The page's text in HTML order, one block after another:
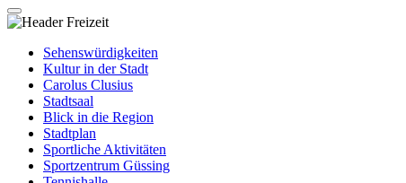
Sehenswürdigkeiten
Kultur in der Stadt
Carolus Clusius
Stadtsaal
Blick in die Region
Stadtplan
Sportliche Aktivitäten
Sportzentrum Güssing